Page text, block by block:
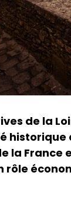
de la
la
rôle